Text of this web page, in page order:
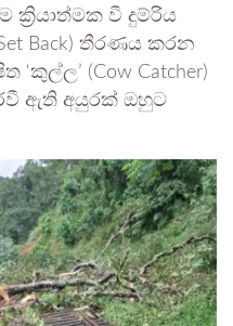
ක්‍රියාත්මක වී දුම්රිය
Back) තීරණය කරන
(Cow Catcher)
ඇති අයුරක් ඔහුට